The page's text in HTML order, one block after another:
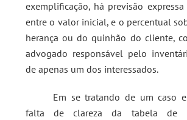
exemplificação, há previsão
entre o valor inicial, e o percentual
herança ou do quinhão do cliente,
advogado responsável pelo
de apenas um dos interessados.
Em se tratando de um caso
falta de clareza da tabela de